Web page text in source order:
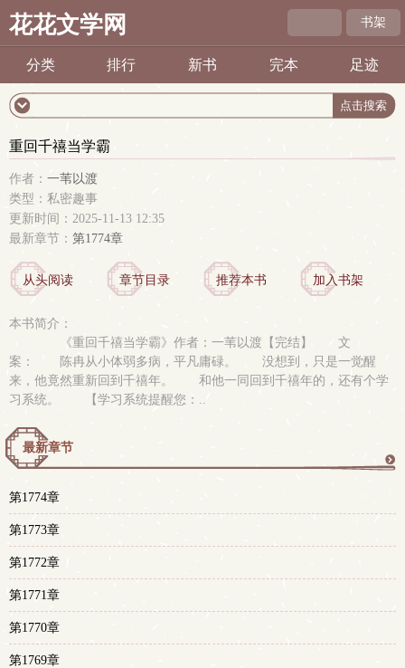
花花文学网 书架
分类 排行 新书 完本 足迹
重回千禧当学霸
作者： 一苇以渡
类型：私密趣事
更新时间：2025-11-13 12:35
最新章节： 第1774章
从头阅读 章节目录 推荐本书 加入书架
本书简介：
《重回千禧当学霸》作者：一苇以渡【完结】 文
案： 陈冉从小体弱多病，平凡庸碌。 没想到，只是一觉醒
来，他竟然重新回到千禧年。 和他一同回到千禧年的，还有个学
习系统。 【学习系统提醒您：..
最新章节
第1774章
第1773章
第1772章
第1771章
第1770章
第1769章